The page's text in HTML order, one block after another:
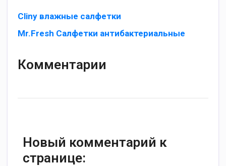
Cliny влажные салфетки
Mr.Fresh Салфетки антибактериальные
Комментарии
Новый комментарий к
странице: